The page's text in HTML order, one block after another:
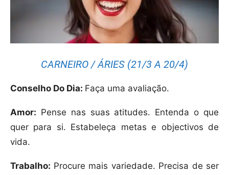
CARNEIRO / ÁRIES (21/3 A 20/4)
Conselho Do Dia: Faça uma avaliação.
Amor: Pense nas suas atitudes. Entenda o que
quer para si. Estabeleça metas e objectivos de
vida.
Trabalho: Procure mais variedade. Precisa de ser